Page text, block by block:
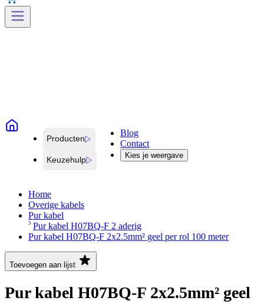
Producten
Keuzehulp
Blog
Contact
Kies je weergave
Home
Overige kabels
Pur kabel
Pur kabel H07BQ-F 2 aderig
Pur kabel H07BQ-F 2x2.5mm² geel per rol 100 meter
Toevoegen aan lijst
Pur kabel H07BQ-F 2x2.5mm² geel